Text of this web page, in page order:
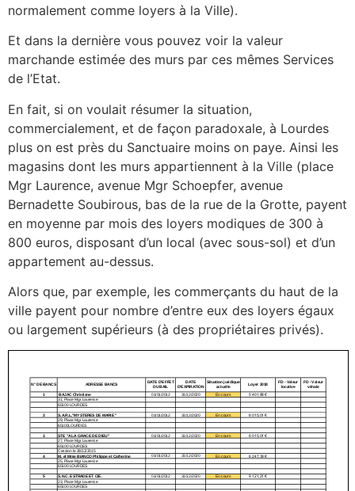
normalement comme loyers à la Ville).
Et dans la dernière vous pouvez voir la valeur
marchande estimée des murs par ces mêmes Services
de l’Etat.
En fait, si on voulait résumer la situation,
commercialement, et de façon paradoxale, à Lourdes
plus on est près du Sanctuaire moins on paye. Ainsi les
magasins dont les murs appartiennent à la Ville (place
Mgr Laurence, avenue Mgr Schoepfer, avenue
Bernadette Soubirous, bas de la rue de la Grotte, payent
en moyenne par mois des loyers modiques de 300 à
800 euros, disposant d’un local (avec sous-sol) et d’un
appartement au-dessus.
Alors que, par exemple, les commerçants du haut de la
ville payent pour nombre d’entre eux des loyers égaux
ou largement supérieurs (à des propriétaires privés).